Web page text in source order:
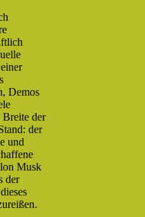
Demos
Breite der
der
und
Musk
der